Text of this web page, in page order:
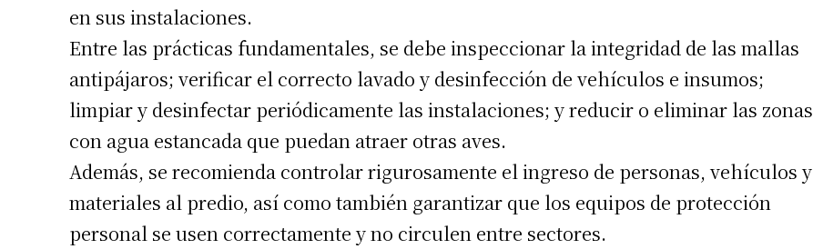
en sus instalaciones.
Entre las prácticas fundamentales, se debe inspeccionar la integridad de las mallas
antipájaros; verificar el correcto lavado y desinfección de vehículos e insumos;
limpiar y desinfectar periódicamente las instalaciones; y reducir o eliminar las zonas
con agua estancada que puedan atraer otras aves.
Además, se recomienda controlar rigurosamente el ingreso de personas, vehículos y
materiales al predio, así como también garantizar que los equipos de protección
personal se usen correctamente y no circulen entre sectores.